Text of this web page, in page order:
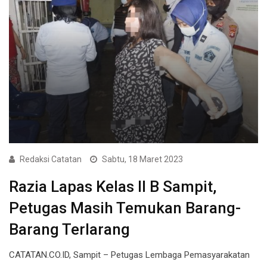
Redaksi Catatan Sabtu, 18 Maret 2023
Razia Lapas Kelas II B Sampit,
Petugas Masih Temukan Barang-
Barang Terlarang
CATATAN.CO.ID, Sampit – Petugas Lembaga Pemasyarakatan